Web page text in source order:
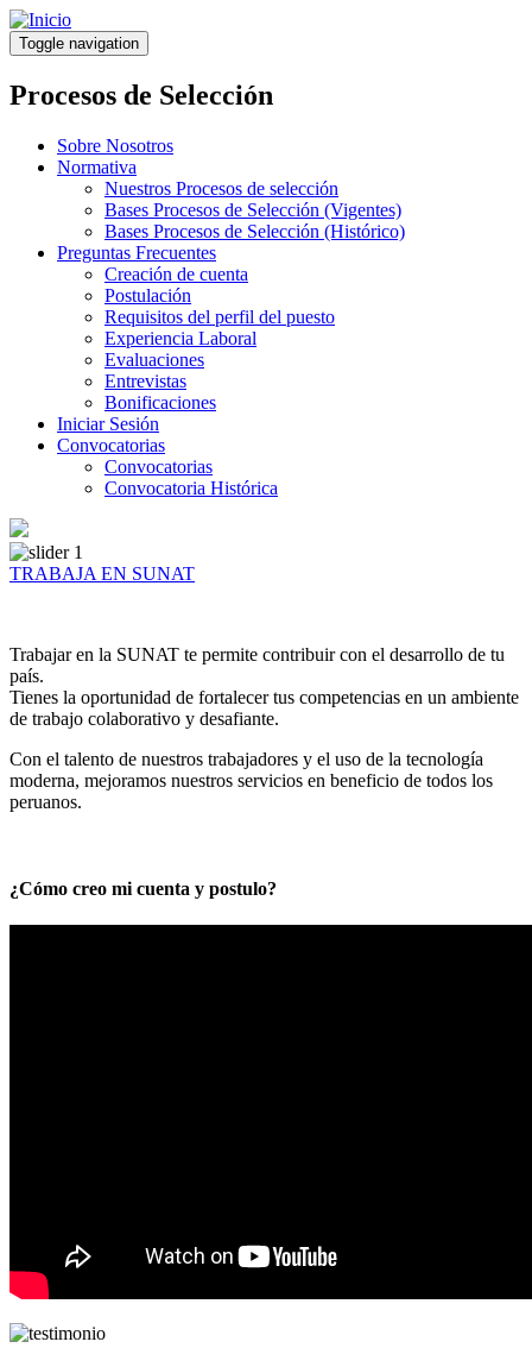
Pasar
al
contenido
principal
Toggle navigation
Procesos de Selección
Sobre Nosotros
Normativa
Nuestros Procesos de selección
Bases Procesos de Selección (Vigentes)
Bases Procesos de Selección (Histórico)
Preguntas Frecuentes
Creación de cuenta
Postulación
Requisitos del perfil del puesto
Experiencia Laboral
Evaluaciones
Entrevistas
Bonificaciones
Iniciar Sesión
Convocatorias
Convocatorias
Convocatoria Histórica
TRABAJA EN SUNAT
Trabajar en la SUNAT te permite contribuir con el desarrollo de tu
país.
Tienes la oportunidad de fortalecer tus competencias en un ambiente
de trabajo colaborativo y desafiante.
Con el talento de nuestros trabajadores y el uso de la tecnología
moderna, mejoramos nuestros servicios en beneficio de todos los
peruanos.
¿Cómo creo mi cuenta y postulo?